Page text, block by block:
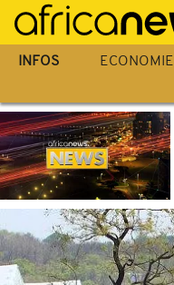
Passer
au
contenu
INFOS ECONOMIE